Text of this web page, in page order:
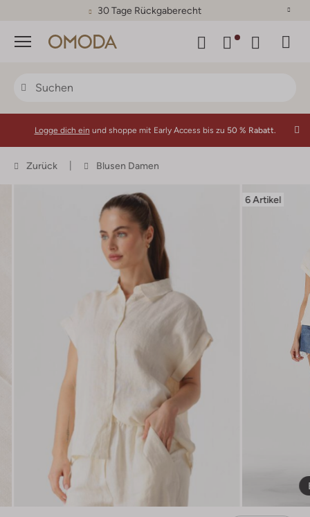
30 Tage Rückgaberecht
Menü
Logge dich ein und shoppe mit Early Access bis zu 50 % Rabatt.
Zurück Blusen Damen
6 Artikel